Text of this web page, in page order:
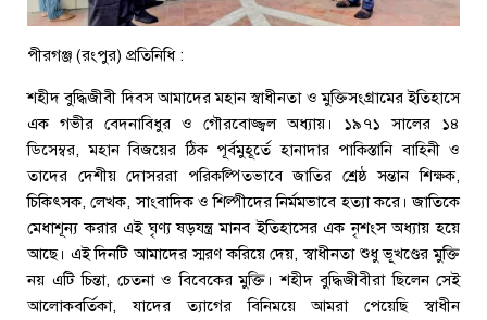
পীরগঞ্জ (রংপুর) প্রতিনিধি :
শহীদ বুদ্ধিজীবী দিবস আমাদের মহান স্বাধীনতা ও মুক্তিসংগ্রামের ইতিহাসে
এক গভীর বেদনাবিধুর ও গৌরবোজ্জ্বল অধ্যায়। ১৯৭১ সালের ১৪
ডিসেম্বর, মহান বিজয়ের ঠিক পূর্বমুহূর্তে হানাদার পাকিস্তানি বাহিনী ও
তাদের দেশীয় দোসররা পরিকল্পিতভাবে জাতির শ্রেষ্ঠ সন্তান শিক্ষক,
চিকিৎসক, লেখক, সাংবাদিক ও শিল্পীদের নির্মমভাবে হত্যা করে। জাতিকে
মেধাশূন্য করার এই ঘৃণ্য ষড়যন্ত্র মানব ইতিহাসের এক নৃশংস অধ্যায় হয়ে
আছে। এই দিনটি আমাদের স্মরণ করিয়ে দেয়, স্বাধীনতা শুধু ভূখণ্ডের মুক্তি
নয় এটি চিন্তা, চেতনা ও বিবেকের মুক্তি। শহীদ বুদ্ধিজীবীরা ছিলেন সেই
আলোকবর্তিকা, যাদের ত্যাগের বিনিময়ে আমরা পেয়েছি স্বাধীন